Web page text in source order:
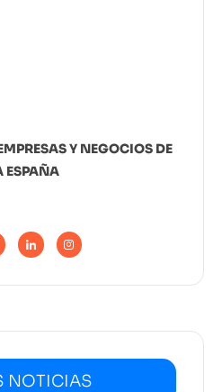
Y NEGOCIOS DE
ESPAÑA
NOTICIAS